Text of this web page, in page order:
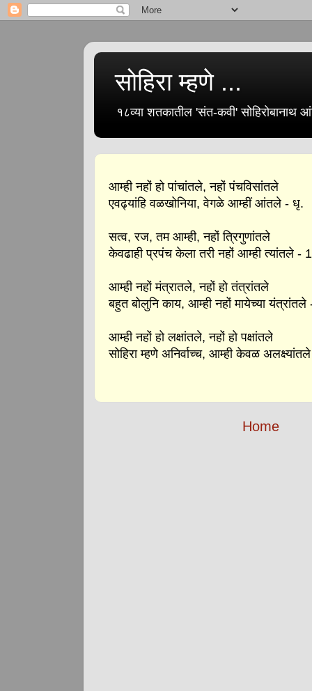
सोहिरा म्हणे ...
१८व्या शतकातील 'संत-कवी' सोहिरोबानाथ
आम्ही नहों हो पांचांतले, नहों पंचविसांतले
एवढ्यांहि वळखोनिया, वेगळे आम्हीं आंतले - धृ.
सत्व, रज, तम आम्ही, नहों त्रिगुणांतले
केवढाही प्रपंच केला तरी नहों आम्ही त्यांतले - 1
आम्ही नहों मंत्रातले, नहों हो तंत्रांतले
बहुत बोलुनि काय, आम्ही नहों मायेच्या यंत्रांतले
आम्ही नहों हो लक्षांतले, नहों हो पक्षांतले
सोहिरा म्हणे अनिर्वाच्च, आम्ही केवळ
Home